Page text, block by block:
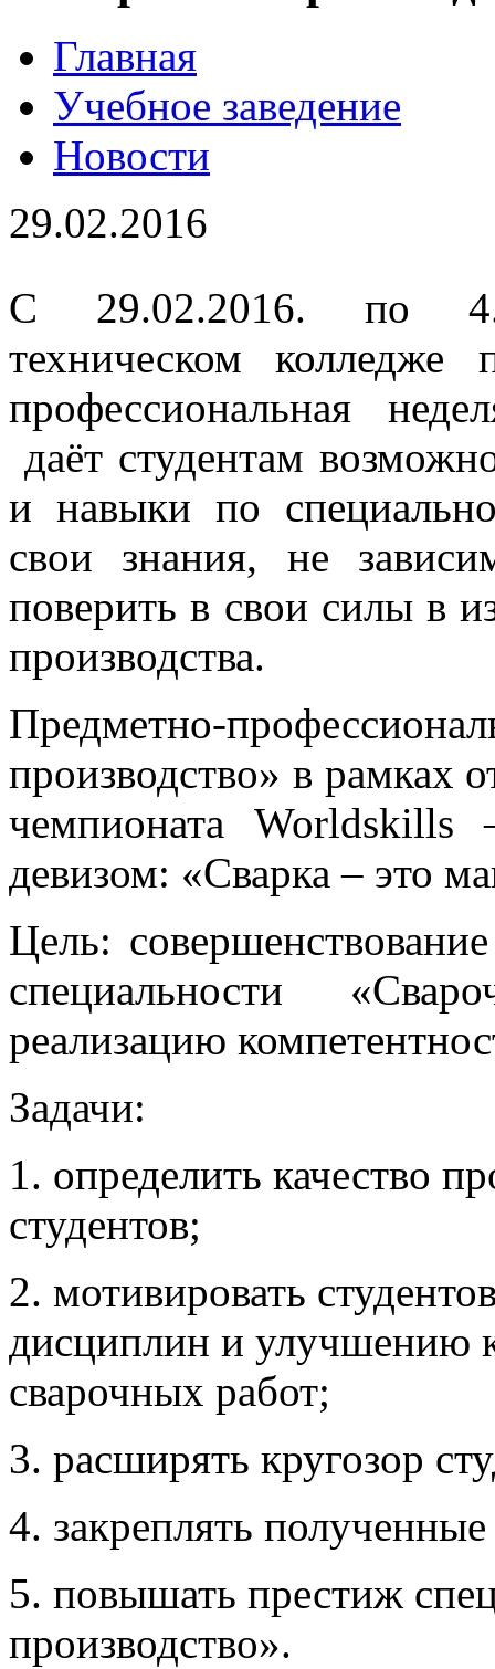
Главная
Учебное заведение
Новости
29.02.2016
С 29.02.2016. по
техническом колледже
профессиональная
даёт студентам
и навыки по
свои знания, не
поверить в свои силы в
производства.
Предметно-
производство» в рамках
чемпионата
девизом: «Сварка – это
Цель:
специальности
реализацию
Задачи:
1. определить качество
студентов;
2. мотивировать
дисциплин и улучшению
сварочных работ;
3. расширять кругозор
4. закреплять
5. повышать престиж
производство».